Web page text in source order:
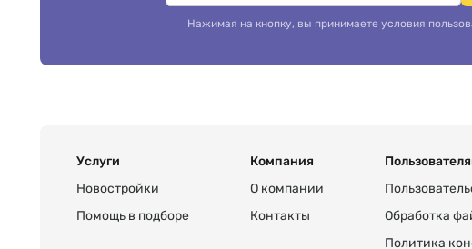
Нажимая на кнопку, вы принимаете условия
Услуги
Новостройки
Помощь в подборе
Компания
О компании
Контакты
Обработка
Политика